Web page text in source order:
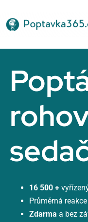
na
obsah
16 500 +
Průměrná
Zdarma a bez